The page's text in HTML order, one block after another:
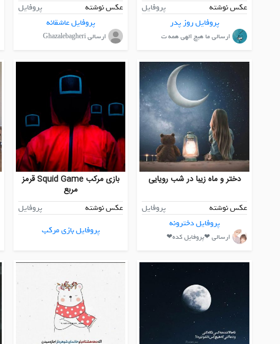
عکس نوشته
پروفایل
پروفایل روز پدر
ارسالی ما هیچ الهی همه ت
عکس نوشته
پروفایل
پروفایل عاشقانه
ارسالی Ghazalebagheri
دختر و ماه زیبا در شب رویایی
عکس نوشته
پروفایل
پروفایل دخترونه
ارسالی ❤پروفایل کده❤
بازی مرکب Squid Game قرمز
مربع
عکس نوشته
پروفایل
پروفایل بازی مرکب